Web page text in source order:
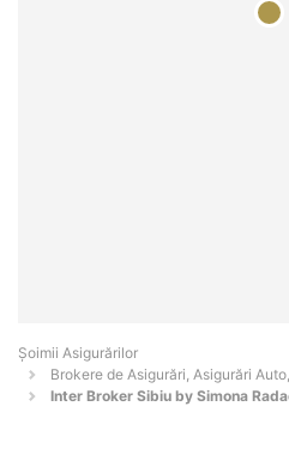
Șoimii Asigurărilor
Brokere de Asigurări, Asigurări
Inter Broker Sibiu by Simona